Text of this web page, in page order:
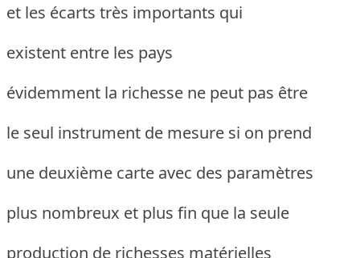
et les écarts très importants qui
existent entre les pays
évidemment la richesse ne peut pas être
le seul instrument de mesure si on prend
une deuxième carte avec des paramètres
plus nombreux et plus fin que la seule
production de richesses matérielles